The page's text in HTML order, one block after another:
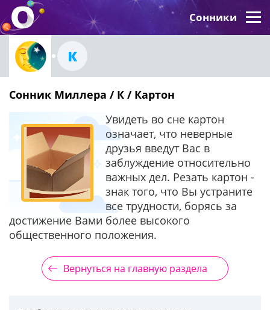
Сонники
К
Сонник Миллера / К / Картон
Увидеть во сне картон
означает, что неверные
друзья введут Вас в
заблуждение относительно
важных дел. Резать картон -
знак того, что Вы устраните
все трудности, борясь за
достижение Вами более высокого
общественного положения.
Вернуться на главную раздела